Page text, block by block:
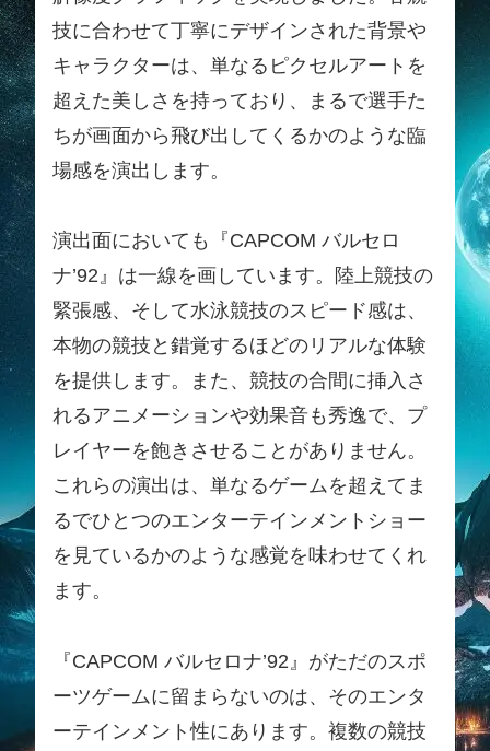
技に合わせて丁寧にデザインされた背景や
キャラクターは、単なるピクセルアートを
超えた美しさを持っており、まるで選手た
ちが画面から飛び出してくるかのような臨
場感を演出します。
演出面においても『CAPCOM バルセロ
ナ’92』は一線を画しています。陸上競技の
緊張感、そして水泳競技のスピード感は、
本物の競技と錯覚するほどのリアルな体験
を提供します。また、競技の合間に挿入さ
れるアニメーションや効果音も秀逸で、プ
レイヤーを飽きさせることがありません。
これらの演出は、単なるゲームを超えてま
るでひとつのエンターテインメントショー
を見ているかのような感覚を味わせてくれ
ます。
『CAPCOM バルセロナ’92』がただのスポ
ーツゲームに留まらないのは、そのエンタ
ーテインメント性にあります。複数の競技